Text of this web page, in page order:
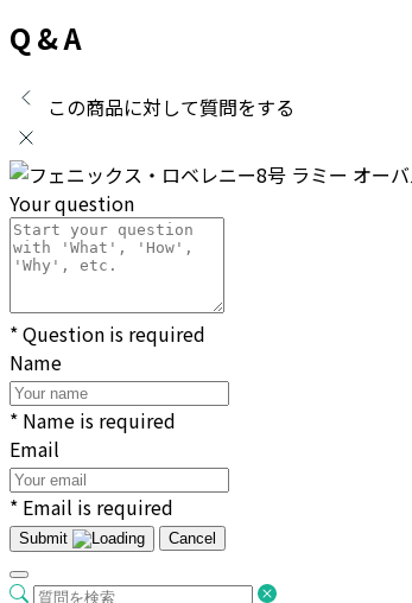
Q & A
この商品に対して質問をする
Your question
* Question is required
Name
* Name is required
Email
* Email is required
Submit Cancel